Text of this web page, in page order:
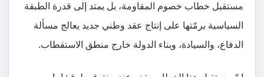
مستقبل خطاب خصوم المقاومة، بل يمتد إلى قدرة الطبقة
السياسية برمّتها على إنتاج عقد وطني جديد يعالج مسألة
الدفاع، والسيادة، وبناء الدولة خارج منطق الاستقطاب.